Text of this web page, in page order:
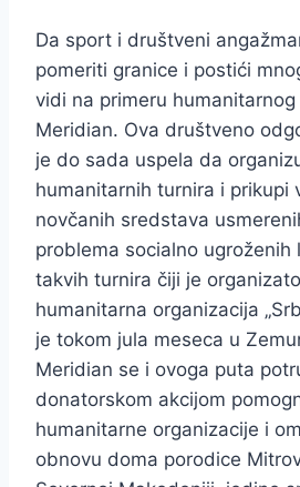
Da sport i društveni
pomeriti granice i postići
vidi na primeru
Meridian. Ova društveno
je do sada uspela da
humanitarnih turnira i prikupi
novčanih sredstava
problema socialno ugroženih
takvih turnira čiji je
humanitarna organizacija
je tokom jula meseca u
Meridian se i ovoga puta
donatorskom akcijom
humanitarne organizacije i
obnovu doma porodice